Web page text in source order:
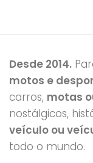
Desde 2014.
motos e
carros, motas
nostálgicos,
veículo ou
todo o mundo.